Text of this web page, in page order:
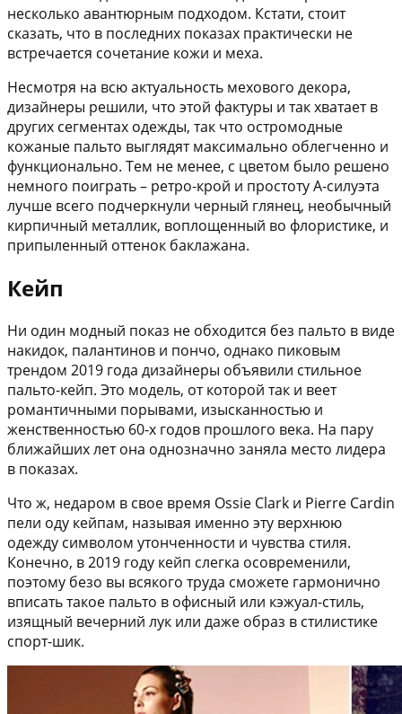
несколько авантюрным подходом. Кстати, стоит
сказать, что в последних показах практически не
встречается сочетание кожи и меха.
Несмотря на всю актуальность мехового декора,
дизайнеры решили, что этой фактуры и так хватает в
других сегментах одежды, так что остромодные
кожаные пальто выглядят максимально облегченно и
функционально. Тем не менее, с цветом было решено
немного поиграть – ретро-крой и простоту А-силуэта
лучше всего подчеркнули черный глянец, необычный
кирпичный металлик, воплощенный во флористике, и
припыленный оттенок баклажана.
Кейп
Ни один модный показ не обходится без пальто в виде
накидок, палантинов и пончо, однако пиковым
трендом 2019 года дизайнеры объявили стильное
пальто-кейп. Это модель, от которой так и веет
романтичными порывами, изысканностью и
женственностью 60-х годов прошлого века. На пару
ближайших лет она однозначно заняла место лидера
в показах.
Что ж, недаром в свое время Ossie Clark и Pierre Cardin
пели оду кейпам, называя именно эту верхнюю
одежду символом утонченности и чувства стиля.
Конечно, в 2019 году кейп слегка осовременили,
поэтому безо вы всякого труда сможете гармонично
вписать такое пальто в офисный или кэжуал-стиль,
изящный вечерний лук или даже образ в стилистике
спорт-шик.